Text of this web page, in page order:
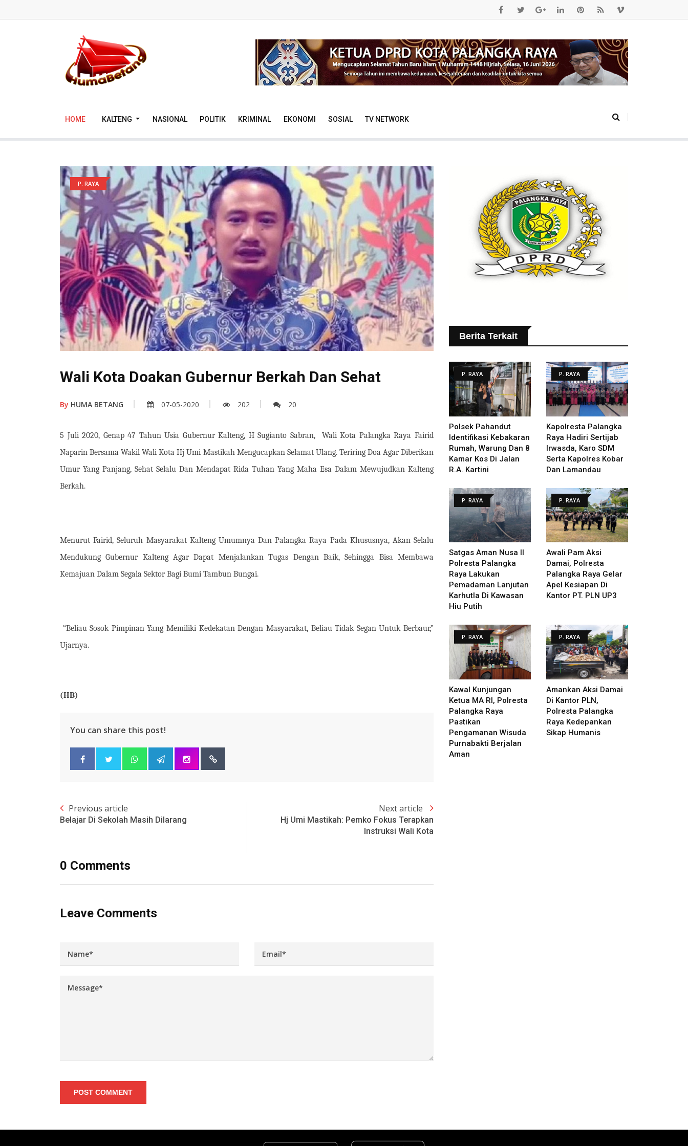
HOME KALTENG NASIONAL POLITIK KRIMINAL EKONOMI SOSIAL TV NETWORK
P. RAYA
Wali Kota Doakan Gubernur Berkah Dan Sehat
By HUMA BETANG 07-05-2020 202 20
5 Juli 2020, Genap 47 Tahun Usia Gubernur Kalteng, H Sugianto Sabran, Wali Kota Palangka Raya Fairid
Naparin Bersama Wakil Wali Kota Hj Umi Mastikah Mengucapkan Selamat Ulang. Teriring Doa Agar Diberikan
Umur Yang Panjang, Sehat Selalu Dan Mendapat Rida Tuhan Yang Maha Esa Dalam Mewujudkan Kalteng
Berkah.
Menurut Fairid, Seluruh Masyarakat Kalteng Umumnya Dan Palangka Raya Pada Khususnya, Akan Selalu
Mendukung Gubernur Kalteng Agar Dapat Menjalankan Tugas Dengan Baik, Sehingga Bisa Membawa
Kemajuan Dalam Segala Sektor Bagi Bumi Tambun Bungai.
“Beliau Sosok Pimpinan Yang Memiliki Kedekatan Dengan Masyarakat, Beliau Tidak Segan Untuk Berbaur,”
Ujarnya.
(HB)
You can share this post!
Previous article
Belajar Di Sekolah Masih Dilarang
Next article
Hj Umi Mastikah: Pemko Fokus Terapkan
Instruksi Wali Kota
0 Comments
Leave Comments
POST COMMENT
Berita Terkait
P. RAYA
Polsek Pahandut
Identifikasi Kebakaran
Rumah, Warung Dan 8
Kamar Kos Di Jalan
R.A. Kartini
P. RAYA
Kapolresta Palangka
Raya Hadiri Sertijab
Irwasda, Karo SDM
Serta Kapolres Kobar
Dan Lamandau
P. RAYA
Satgas Aman Nusa II
Polresta Palangka
Raya Lakukan
Pemadaman Lanjutan
Karhutla Di Kawasan
Hiu Putih
P. RAYA
Awali Pam Aksi
Damai, Polresta
Palangka Raya Gelar
Apel Kesiapan Di
Kantor PT. PLN UP3
P. RAYA
Kawal Kunjungan
Ketua MA RI, Polresta
Palangka Raya
Pastikan
Pengamanan Wisuda
Purnabakti Berjalan
Aman
P. RAYA
Amankan Aksi Damai
Di Kantor PLN,
Polresta Palangka
Raya Kedepankan
Sikap Humanis